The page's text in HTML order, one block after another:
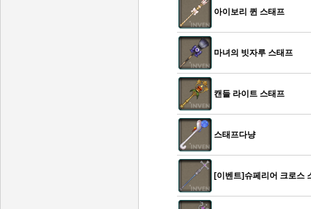
아이보리 퀸 스태프
마녀의 빗자루 스태프
캔들 라이트 스태프
스태프다냥
[이벤트]슈페리어 크로스